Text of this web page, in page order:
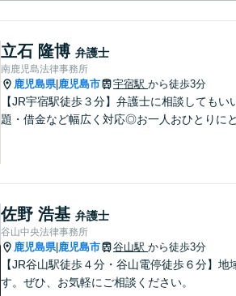
立石 隆博 弁護士
南鹿児島法律事務所
鹿児島県| 鹿児島市 宇宿駅 から徒歩3分
【JR宇宿駅徒歩３分】弁護士に相談しても
題・借金など幅広く対応◎お一人おひとりに
佐野 浩基 弁護士
谷山中央法律事務所
鹿児島県| 鹿児島市 谷山駅 から徒歩3分
【JR谷山駅徒歩４分・谷山電停徒歩６分】
す。ぜひ、お気軽にご相談ください。